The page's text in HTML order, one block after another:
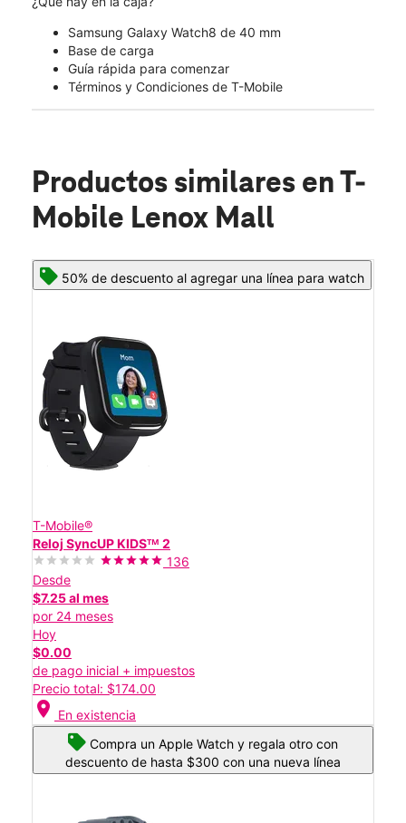
Samsung Galaxy Watch8 de 40 mm
Base de carga
Guía rápida para comenzar
Términos y Condiciones de T-Mobile
Productos similares en T-
Mobile Lenox Mall
50% de descuento al agregar una línea para watch
T-Mobile®
Reloj SyncUP KIDSᵀᴹ 2
136
Desde
$7.25 al mes
por 24 meses
Hoy
$0.00
de pago inicial + impuestos
Precio total: $174.00
location_on En existencia
Compra un Apple Watch y regala otro con
descuento de hasta $300 con una nueva línea